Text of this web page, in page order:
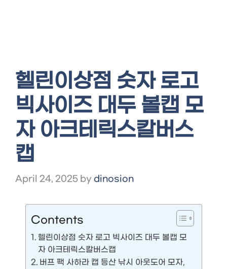
헬린이상점 숫자 로고
빅사이즈 대두 볼캡 모
자 아크테릭스칼버스
캡
April 24, 2025 by dinosion
Contents
헬린이상점 숫자 로고 빅사이즈 대두 볼캡 모
자 아크테릭스칼버스캡
버프 팩 사하라 캡 등산 낚시 아웃도어 모자,